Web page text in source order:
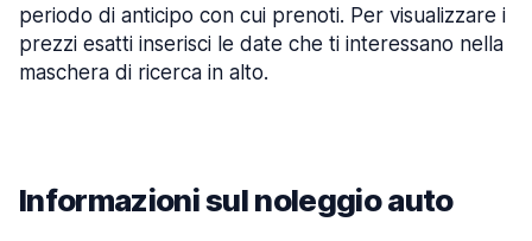
periodo di anticipo con cui prenoti. Per visualizzare i
prezzi esatti inserisci le date che ti interessano nella
maschera di ricerca in alto.
Informazioni sul noleggio auto